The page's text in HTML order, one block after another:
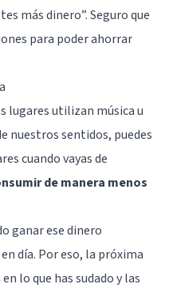
más dinero”. Seguro que
para poder ahorrar
lugares utilizan música u
nuestros sentidos, puedes
cuando vayas de
de manera menos
ganar ese dinero
día. Por eso, la próxima
lo que has sudado y las